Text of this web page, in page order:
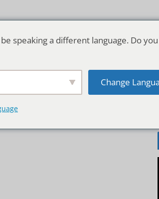
speaking a different language. Do
Change